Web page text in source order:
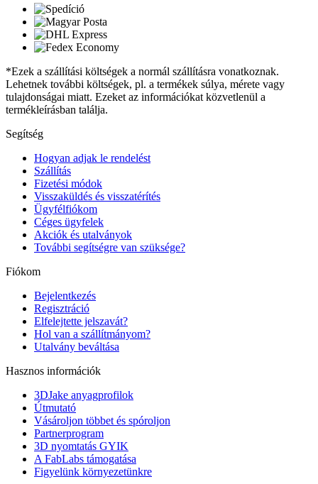
*Ezek a szállítási költségek a normál szállításra vonatkoznak.
Lehetnek további költségek, pl. a termékek súlya, mérete vagy
tulajdonságai miatt. Ezeket az információkat közvetlenül a
termékleírásban találja.
Segítség
Hogyan adjak le rendelést
Szállítás
Fizetési módok
Visszaküldés és visszatérítés
Ügyfélfiókom
Céges ügyfelek
Akciók és utalványok
További segítségre van szüksége?
Fiókom
Bejelentkezés
Regisztráció
Elfelejtette jelszavát?
Hol van a szállítmányom?
Utalvány beváltása
Hasznos információk
3DJake anyagprofilok
Útmutató
Vásároljon többet és spóroljon
Partnerprogram
3D nyomtatás GYIK
A FabLabs támogatása
Figyelünk környezetünkre